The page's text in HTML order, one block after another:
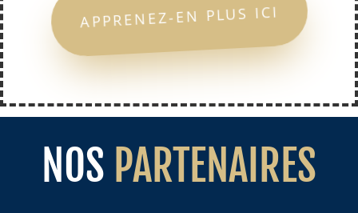
APPRENEZ-EN PLUS ICI
NOS PARTENAIRES